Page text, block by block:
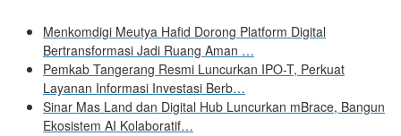
Menkomdigi Meutya Hafid Dorong Platform Digital
Bertransformasi Jadi Ruang Aman …
Pemkab Tangerang Resmi Luncurkan IPO-T, Perkuat
Layanan Informasi Investasi Berb…
Sinar Mas Land dan Digital Hub Luncurkan mBrace, Bangun
Ekosistem AI Kolaboratif…